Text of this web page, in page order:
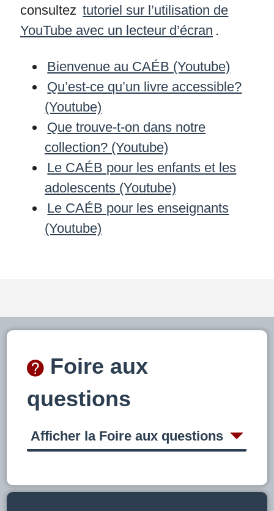
consultez tutoriel sur l’utilisation de
YouTube avec un lecteur d’écran .
Bienvenue au CAÉB (Youtube)
Qu’est-ce qu’un livre accessible?
(Youtube)
Que trouve-t-on dans notre
collection? (Youtube)
Le CAÉB pour les enfants et les
adolescents (Youtube)
Le CAÉB pour les enseignants
(Youtube)
Foire aux
questions
Afficher la Foire aux questions